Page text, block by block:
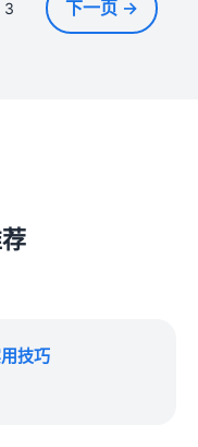
3 下一页 →
技巧